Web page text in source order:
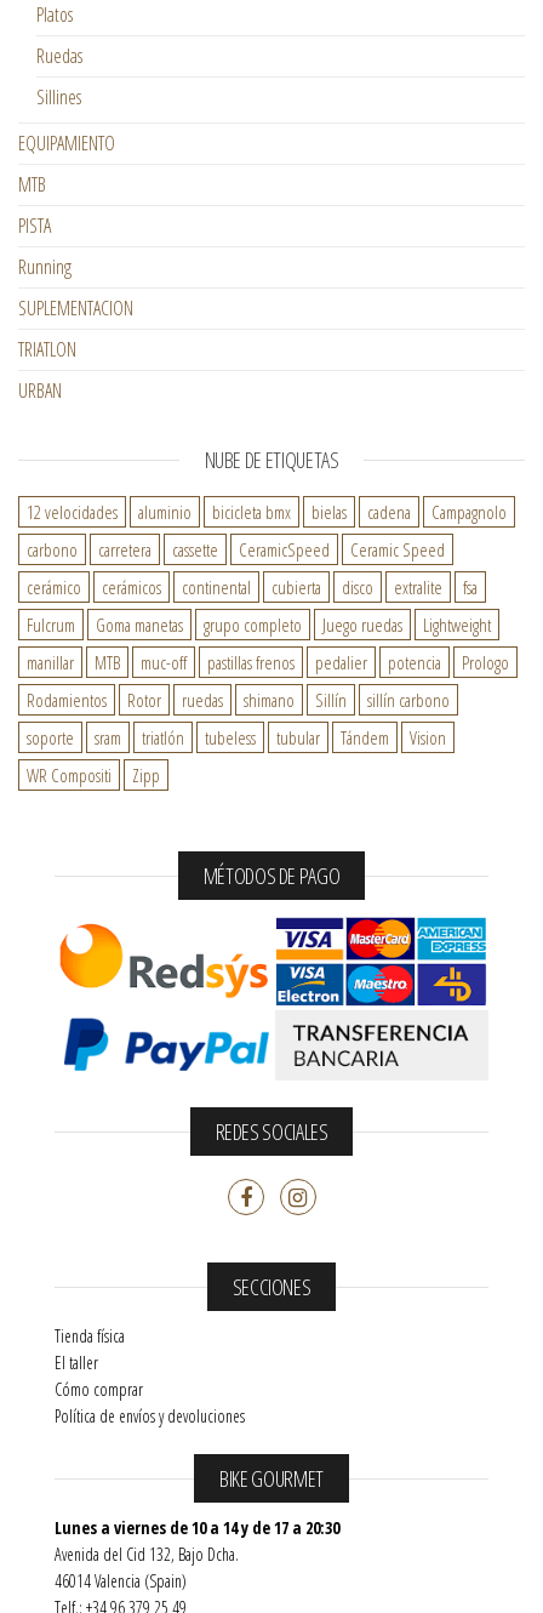
Platos
Ruedas
Sillines
EQUIPAMIENTO
MTB
PISTA
Running
SUPLEMENTACION
TRIATLON
URBAN
NUBE DE ETIQUETAS
12 velocidades aluminio bicicleta bmx bielas cadena
Campagnolo
carbono
carretera cassette CeramicSpeed
Ceramic Speed
cerámico
cerámicos continental cubierta disco extralite
fsa
Fulcrum
Goma manetas grupo completo Juego ruedas
Lightweight
manillar
MTB muc-off pastillas frenos pedalier potencia
Prologo
Rodamientos
Rotor ruedas shimano Sillín
sillín carbono
soporte
sram triatlón tubeless tubular Tándem
Vision
WR Compositi
Zipp
MÉTODOS DE PAGO
REDES SOCIALES
SECCIONES
Tienda física
El taller
Cómo comprar
Política de envíos y devoluciones
BIKE GOURMET
Lunes a viernes de 10 a 14 y de 17 a 20:30
Avenida del Cid 132, Bajo Dcha.
46014 Valencia (Spain)
Telf.: +34 96 379 25 49